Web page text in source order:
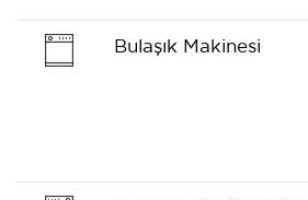
Bulaşık Makinesi